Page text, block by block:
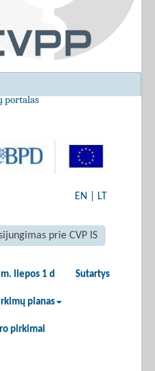
portalas
EN LT
prie CVP IS
liepos 1 d Sutartys
planas
pirkimai